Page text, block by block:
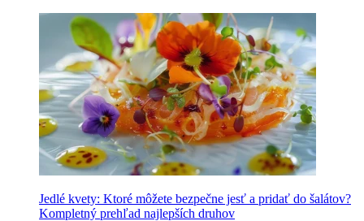
Jedlé kvety: Ktoré môžete bezpečne jesť a pridať do šalátov?
Kompletný prehľad najlepších druhov